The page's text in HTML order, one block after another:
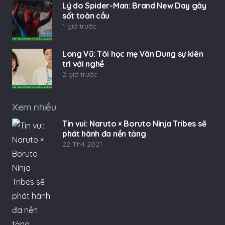
Lý do Spider-Man: Brand New Day gây
sốt toàn cầu
1 giờ trước
Long Vũ: Tôi học mẹ Vân Dung sự kiên
trì với nghề
2 giờ trước
Xem nhiều
Tin vui: Naruto × Boruto Ninja Tribes sẽ
phát hành đa nền tảng
22 Th4 2021